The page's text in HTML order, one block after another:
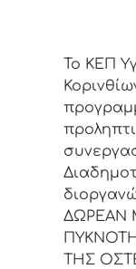
Το ΚΕΠ
ΔΩΡΕΑΝ
ΤΗΣ